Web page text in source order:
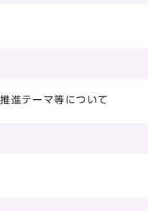
進テーマ等について